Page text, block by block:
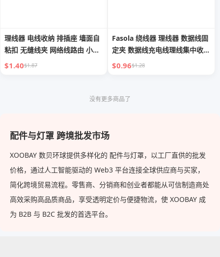
理线器 电线收纳 排插座 墙面自
粘扣 无缝线夹 网络线路由 小工
具
$1.40$1.87
Fasola 绕线器 理线器 数据线固
定夹 数据线充电线理线集中收纳
扎带
$0.96$1.28
没有更多商品了
配件与灯罩 跨境批发市场
XOOBAY 数贝环球提供多样化的 配件与灯罩，以工厂直供的批发
价格，通过人工智能驱动的 Web3 平台连接全球供应商与买家，
简化跨境贸易流程。零售商、分销商和创业者都能从可信制造商处
高效采购高品质商品，享受透明定价与便捷物流，使 XOOBAY 成
为 B2B 与 B2C 批发的首选平台。